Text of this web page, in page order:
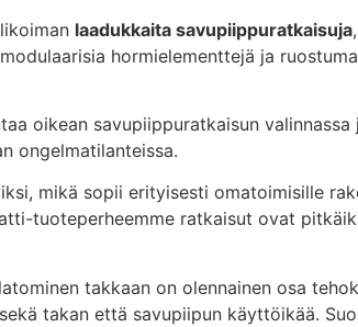
laadukkaita savupiippuratkaisuja
hormielementtejä ja
oikean savupiippuratkaisun
ongelmatilanteissa.
mikä sopii erityisesti omatoimisille
tuoteperheemme ratkaisut ovat
takkaan on olennainen osa
takan että savupiipun käyttöikää.